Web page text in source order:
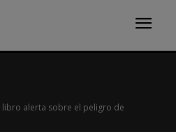
libro alerta sobre el peligro de